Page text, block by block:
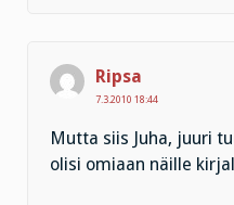
Ripsa
7.3.2010 18:44
Mutta siis Juha, juuri
olisi omiaan näille